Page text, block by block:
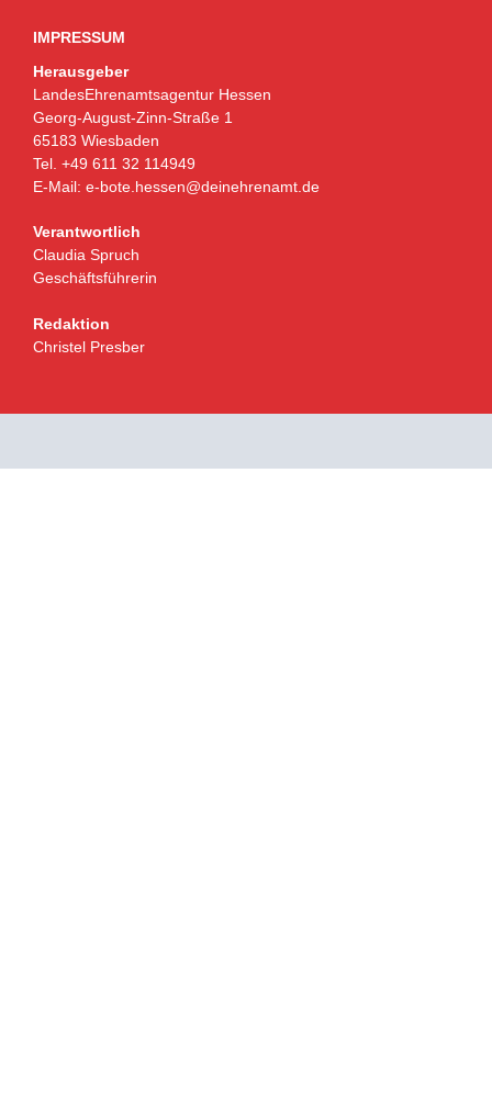
IMPRESSUM
Herausgeber
LandesEhrenamtsagentur Hessen
Georg-August-Zinn-Straße 1
65183 Wiesbaden
Tel. +49 611 32 114949
E-Mail: e-bote.hessen@deinehrenamt.de
Verantwortlich
Claudia Spruch
Geschäftsführerin
Redaktion
Christel Presber